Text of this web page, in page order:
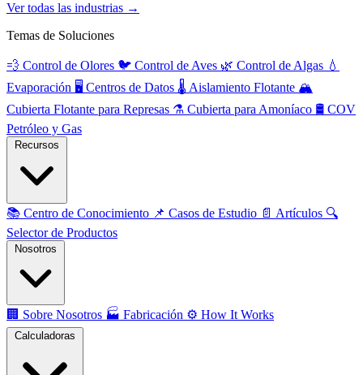
Ver todas las industrias →
Temas de Soluciones
💨 Control de Olores 🐦 Control de Aves 🌿 Control de Algas 💧
Evaporación 🖥️ Centros de Datos 🌡️ Aislamiento Flotante 🏔️
Cubierta Flotante para Represas ⚗️ Cubierta para Amoníaco 🛢️ COV
Petróleo y Gas
📚 Centro de Conocimiento 📌 Casos de Estudio 📄 Artículos 🔍
Selector de Productos
🏢 Sobre Nosotros 🏭 Fabricación ⚙️ How It Works